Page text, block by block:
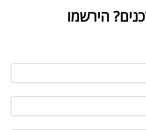
הירשמו